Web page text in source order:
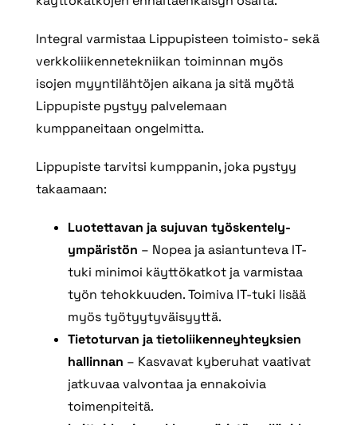
Integral varmistaa Lippupisteen toimisto- sekä
verkkoliikennetekniikan toiminnan myös
isojen myyntilähtöjen aikana ja sitä myötä
Lippupiste pystyy palvelemaan
kumppaneitaan ongelmitta.
Lippupiste tarvitsi kumppanin, joka pystyy
takaamaan:
Luotettavan ja sujuvan työskentely-
ympäristön – Nopea ja asiantunteva IT-
tuki minimoi käyttökatkot ja varmistaa
työn tehokkuuden. Toimiva IT-tuki lisää
myös työtyytyväisyyttä.
Tietoturvan ja tietoliikenneyhteyksien
hallinnan – Kasvavat kyberuhat vaativat
jatkuvaa valvontaa ja ennakoivia
toimenpiteitä.